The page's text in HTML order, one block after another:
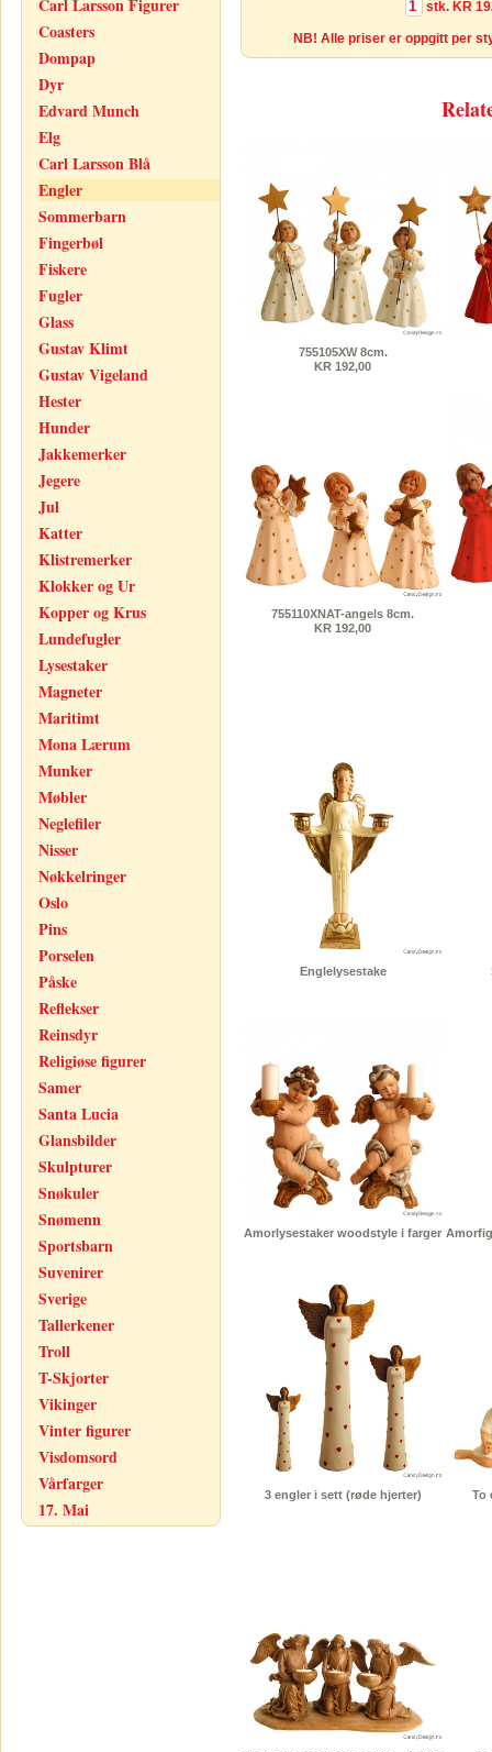
Carl Larsson Figurer
Coasters
Dompap
Dyr
Edvard Munch
Elg
Carl Larsson Blå
Engler
Sommerbarn
Fingerbøl
Fiskere
Fugler
Glass
Gustav Klimt
Gustav Vigeland
Hester
Hunder
Jakkemerker
Jegere
Jul
Katter
Klistremerker
Klokker og Ur
Kopper og Krus
Lundefugler
Lysestaker
Magneter
Maritimt
Mona Lærum
Munker
Møbler
Neglefiler
Nisser
Nøkkelringer
Oslo
Pins
Porselen
Påske
Reflekser
Reinsdyr
Religiøse figurer
Samer
Santa Lucia
Glansbilder
Skulpturer
Snøkuler
Snømenn
Sportsbarn
Suvenirer
Sverige
Tallerkener
Troll
T-Skjorter
Vikinger
Vinter figurer
Visdomsord
Vårfarger
17. Mai
stk. KR
NB! Alle priser er oppgitt per
755105XW 8cm.
KR 192,00
755110XNAT-angels 8cm.
KR 192,00
Englelysestake
Amorlysestaker woodstyle i farger
3 engler i sett (røde hjerter) To